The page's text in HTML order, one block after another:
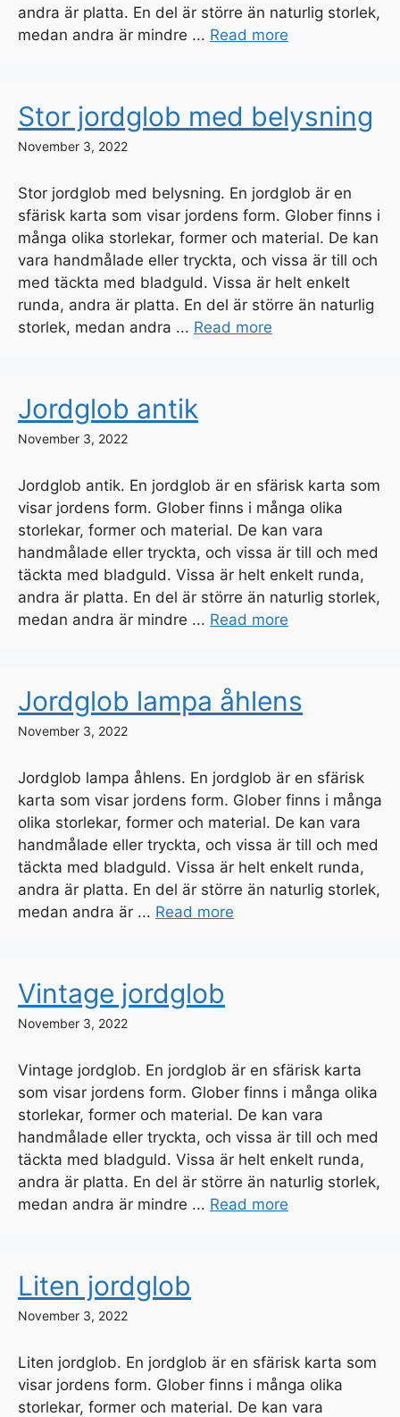
andra är platta. En del är större än naturlig storlek,
medan andra är mindre ... Read more
Stor jordglob med belysning
November 3, 2022
Stor jordglob med belysning. En jordglob är en
sfärisk karta som visar jordens form. Glober finns i
många olika storlekar, former och material. De kan
vara handmålade eller tryckta, och vissa är till och
med täckta med bladguld. Vissa är helt enkelt
runda, andra är platta. En del är större än naturlig
storlek, medan andra ... Read more
Jordglob antik
November 3, 2022
Jordglob antik. En jordglob är en sfärisk karta som
visar jordens form. Glober finns i många olika
storlekar, former och material. De kan vara
handmålade eller tryckta, och vissa är till och med
täckta med bladguld. Vissa är helt enkelt runda,
andra är platta. En del är större än naturlig storlek,
medan andra är mindre ... Read more
Jordglob lampa åhlens
November 3, 2022
Jordglob lampa åhlens. En jordglob är en sfärisk
karta som visar jordens form. Glober finns i många
olika storlekar, former och material. De kan vara
handmålade eller tryckta, och vissa är till och med
täckta med bladguld. Vissa är helt enkelt runda,
andra är platta. En del är större än naturlig storlek,
medan andra är ... Read more
Vintage jordglob
November 3, 2022
Vintage jordglob. En jordglob är en sfärisk karta
som visar jordens form. Glober finns i många olika
storlekar, former och material. De kan vara
handmålade eller tryckta, och vissa är till och med
täckta med bladguld. Vissa är helt enkelt runda,
andra är platta. En del är större än naturlig storlek,
medan andra är mindre ... Read more
Liten jordglob
November 3, 2022
Liten jordglob. En jordglob är en sfärisk karta som
visar jordens form. Glober finns i många olika
storlekar, former och material. De kan vara